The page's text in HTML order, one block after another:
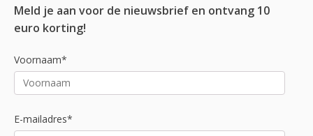
Meld je aan voor de nieuwsbrief en ontvang 10
euro korting!
Voornaam*
E-mailadres*